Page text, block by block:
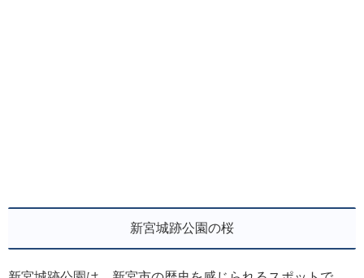
新宮城跡公園の桜